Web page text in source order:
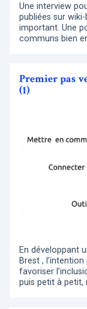
Une interview
publiées sur
important. Une
communs bien
Premier pas
(1)
En développant
Brest ,
favoriser
puis petit à petit,